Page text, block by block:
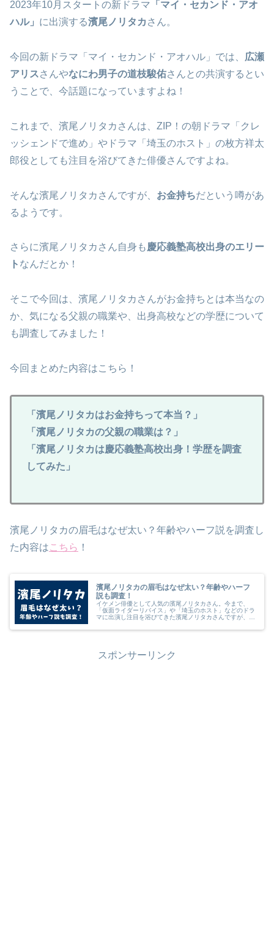
2023年10月スタートの新ドラマ 「マイ・セカンド・アオ
ハル」 に出演する濱尾ノリタカ さん。
今回の新ドラマ「マイ・セカンド・アオハル」では、 広瀬
アリスさんやなにわ男子の道枝駿佑さんとの共演するとい
うことで、今話題になっていますよね！
これまで、濱尾ノリタカさんは、ZIP！の朝ドラマ「クレ
ッシェンドで進め」やドラマ「埼玉のホスト」の枚方祥太
郎役としても注目を浴びてきた俳優さんですよね。
そんな濱尾ノリタカさんですが、 お金持ちだという噂があ
るようです。
さらに濱尾ノリタカさん自身も 慶応義塾高校出身のエリー
ト なんだとか！
そこで今回は、濱尾ノリタカさんがお金持ちとは本当なの
か、気になる父親の職業や、出身高校などの学歴について
も調査してみました！
今回まとめた内容はこちら！
「濱尾ノリタカはお金持ちって本当？」
「濱尾ノリタカの父親の職業は？」
「濱尾ノリタカは慶応義塾高校出身！学歴を調査
してみた」
濱尾ノリタカの眉毛はなぜ太い？年齢やハーフ説を調査し
た内容はこちら ！
濱尾ノリタカの眉毛はなぜ太い？年齢やハーフ
説も調査！
イケメン俳優として人気の濱尾ノリタカさん。今まで、
「仮面ライダーリバイス」や「埼玉のホスト」などのドラ
マに出演し注目を浴びてきた濱尾ノリタカさんですが、
は、広瀬アリスさんやなにわ男子の...
スポンサーリンク